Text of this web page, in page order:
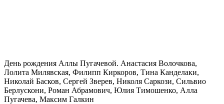
День рождения Аллы Пугачевой. Анастасия Волочкова,
Лолита Милявская, Филипп Киркоров, Тина Канделаки,
Николай Басков, Сергей Зверев, Николя Саркози, Сильвио
Берлускони, Роман Абрамович, Юлия Тимошенко, Алла
Пугачева, Максим Галкин